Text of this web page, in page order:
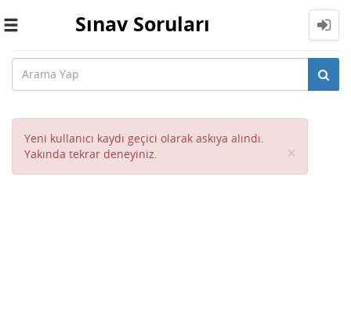
Toggle
Sınav Soruları
Yeni kullanıcı kaydı geçici olarak askıya alındı.
Yakında tekrar deneyiniz.
×